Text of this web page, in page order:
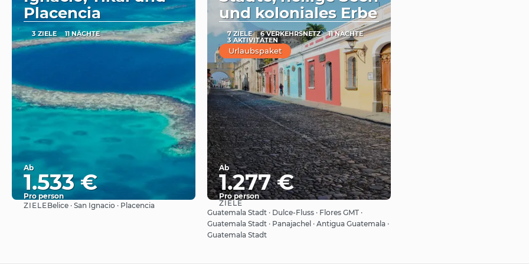
Placencia
3 ZIELE 11 NÄCHTE
Ab
1.533 €
Pro person
Sehen
ZIELEBelice · San Ignacio · Placencia
und koloniales Erbe
7 ZIELE 6 VERKEHRSNETZ 11 NÄCHTE
3 AKTIVITÄTEN
Urlaubspaket
Ab
1.277 €
Pro person
Sehen
ZIELE
Guatemala Stadt · Dulce-Fluss · Flores GMT ·
Guatemala Stadt · Panajachel · Antigua Guatemala ·
Guatemala Stadt